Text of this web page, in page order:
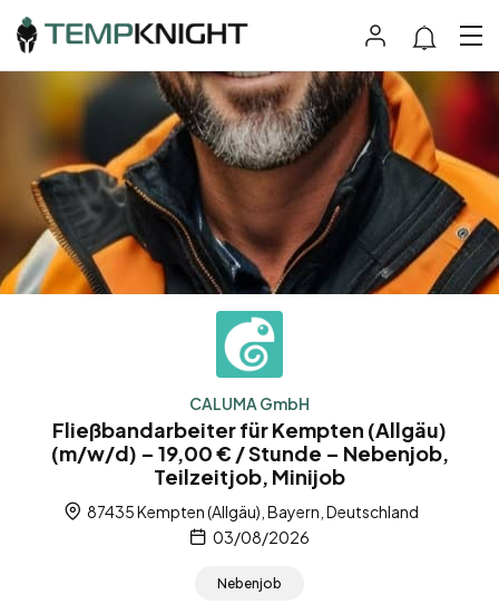
CALUMA GmbH
Fließbandarbeiter für Kempten (Allgäu)
(m/w/d) – 19,00 € / Stunde – Nebenjob,
Teilzeitjob, Minijob
87435 Kempten (Allgäu), Bayern, Deutschland
03/08/2026
Nebenjob